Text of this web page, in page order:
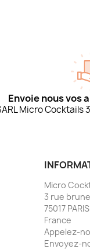
Envoie nous vos
Micro Cocktails
Micro
3 rue
75017 PARIS
France
Appelez-
Envoyez-